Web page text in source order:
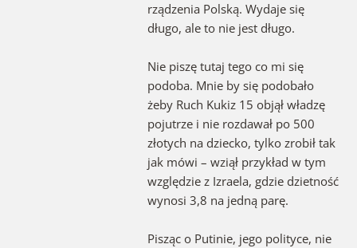
rządzenia Polską. Wydaje się
długo, ale to nie jest długo.
Nie piszę tutaj tego co mi się
podoba. Mnie by się podobało
żeby Ruch Kukiz 15 objął władzę
pojutrze i nie rozdawał po 500
złotych na dziecko, tylko zrobił tak
jak mówi – wziął przykład w tym
względzie z Izraela, gdzie dzietność
wynosi 3,8 na jedną parę.
Pisząc o Putinie, jego polityce, nie